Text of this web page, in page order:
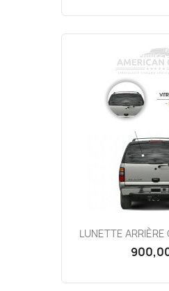
LUNETTE